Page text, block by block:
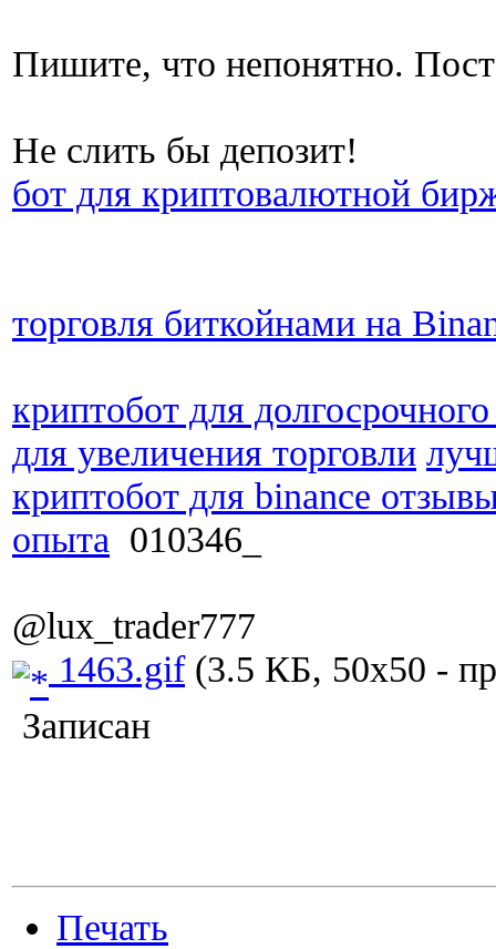
Пишите, что непонятно.
Не слить бы депозит!
бот для криптовалютной
торговля биткойнами на
криптобот для
для увеличения торговли
криптобот для binance
опыта 010346_
@lux_trader777
1463.gif(3.5 КБ, 50x50 -
Записан
Печать